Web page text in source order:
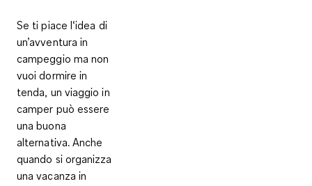
Se ti piace l‘idea di
un’avventura in
campeggio ma non
vuoi dormire in
tenda, un viaggio in
camper può essere
una buona
alternativa. Anche
quando si organizza
una vacanza in